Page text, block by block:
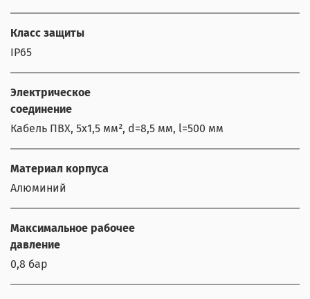
Класс защиты
IP65
Электрическое
соединение
Кабель ПВХ, 5х1,5 мм², d=8,5 мм, l=500 мм
Материал корпуса
Алюминий
Максимальное рабочее
давление
0,8 бар